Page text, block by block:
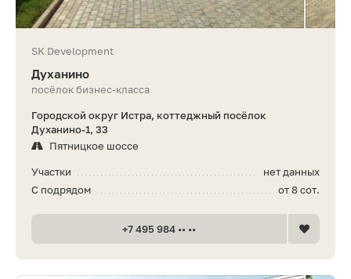
SK Development
Духанино
посёлок бизнес-класса
Городской округ Истра, коттеджный посёлок
Духанино-1, 33
Пятницкое шоссе
нет данных
Участки
от 8 сот.
С подрядом
+7 495 984 •• ••